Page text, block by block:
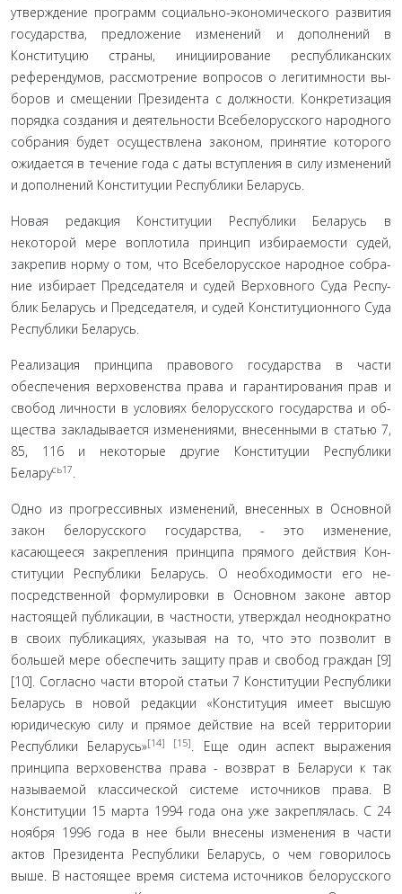
утверждение программ социально-экономического раз­вития
государства, предложение изменений и дополнений в
Конституцию страны, инициирование республиканских
референдумов, рассмотрение вопросов о легитимности вы­
боров и смещении Президента с должности. Конкретизация
порядка создания и деятельности Всебелорусского народно­го
собрания будет осуществлена законом, принятие которого
ожидается в течение года с даты вступления в силу измене­ний
и дополнений Конституции Республики Беларусь.
Новая редакция Конституции Республики Беларусь в
некоторой мере воплотила принцип избираемости судей,
закрепив норму о том, что Всебелорусское народное собра­
ние избирает Председателя и судей Верховного Суда Респу­
блик Беларусь и Председателя, и судей Конституционного Суда
Республики Беларусь.
Реализация принципа правового государства в части
обеспечения верховенства права и гарантирования прав и
свобод личности в условиях белорусского государства и об­
щества закладывается изменениями, внесенными в статью 7,
85, 116 и некоторые другие Конституции Республики
Беларусь17.
Одно из прогрессивных изменений, внесенных в Ос­новной
закон белорусского государства, - это изменение,
касающееся закрепления принципа прямого действия Кон­
ституции Республики Беларусь. О необходимости его не­
посредственной формулировки в Основном законе автор
настоящей публикации, в частности, утверждал неоднократ­но
в своих публикациях, указывая на то, что это позволит в
большей мере обеспечить защиту прав и свобод граждан [9]
[10]. Согласно части второй статьи 7 Конституции Республи­ки
Беларусь в новой редакции «Конституция имеет высшую
юридическую силу и прямое действие на всей территории
Республики Беларусь»[14] [15]. Еще один аспект выражения
прин­ципа верховенства права - возврат в Беларуси к так
называе­мой классической системе источников права. В
Конституции 15 марта 1994 года она уже закреплялась. С 24
ноября 1996 года в нее были внесены изменения в части
актов Президен­та Республики Беларусь, о чем говорилось
выше. В настоя­щее время система источников белорусского